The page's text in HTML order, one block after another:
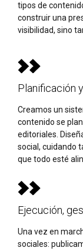
tipos de
construir una
visibilidad, sino
Planificación
Creamos un
contenido se
editoriales.
social, cuidando
que todo esté
Ejecución,
Una vez en
sociales: